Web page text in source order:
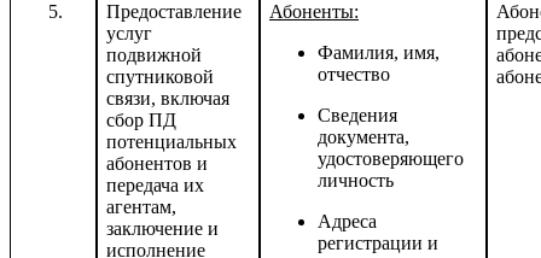
Предоставление
услуг
подвижной
спутниковой
связи, включая
сбор ПД
потенциальных
абонентов и
передача их
агентам,
заключение и
исполнение
Абоненты:
Фамилия, имя,
отчество
Сведения
документа,
удостоверяющего
личность
Адреса
регистрации и